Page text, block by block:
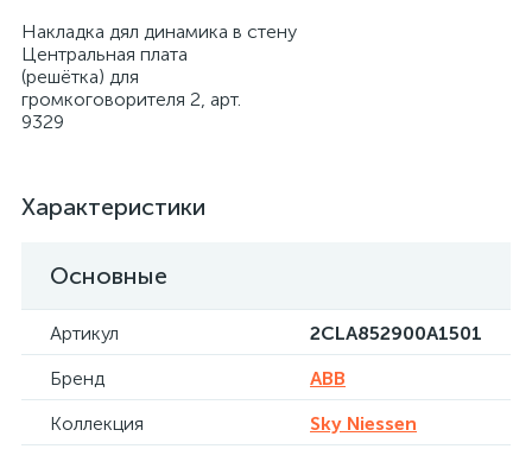
Накладка дял динамика в стену
Центральная плата
(решётка) для
громкоговорителя 2, арт.
9329
Характеристики
Основные
Артикул
2CLA852900A1501
Бренд
ABB
Коллекция
Sky Niessen